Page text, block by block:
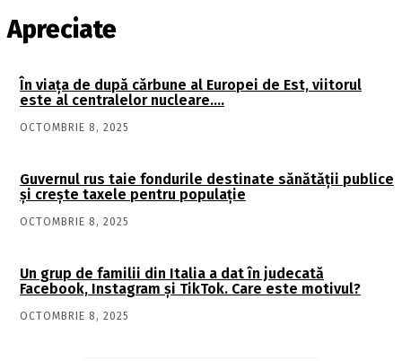
Apreciate
În viaţa de după cărbune al Europei de Est, viitorul
este al centralelor nucleare….
OCTOMBRIE 8, 2025
Guvernul rus taie fondurile destinate sănătății publice
și crește taxele pentru populație
OCTOMBRIE 8, 2025
Un grup de familii din Italia a dat în judecată
Facebook, Instagram și TikTok. Care este motivul?
OCTOMBRIE 8, 2025